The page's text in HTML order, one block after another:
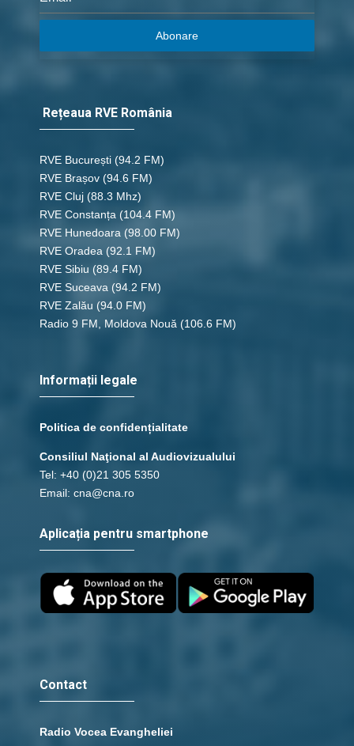
Abonare
Rețeaua RVE România
RVE București (94.2 FM)
RVE Brașov (94.6 FM)
RVE Cluj (88.3 Mhz)
RVE Constanța (104.4 FM)
RVE Hunedoara (98.00 FM)
RVE Oradea (92.1 FM)
RVE Sibiu (89.4 FM)
RVE Suceava (94.2 FM)
RVE Zalău (94.0 FM)
Radio 9 FM, Moldova Nouă (106.6 FM)
Informații legale
Politica de confidențialitate
Consiliul Naţional al Audiovizualului
Tel: +40 (0)21 305 5350
Email: cna@cna.ro
Aplicația pentru smartphone
Contact
Radio Vocea Evangheliei